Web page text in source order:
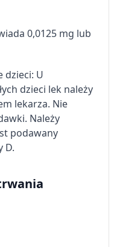
0,0125 mg lub
dzieci: U
dzieci lek należy
lekarza. Nie
Należy
podawany
D.